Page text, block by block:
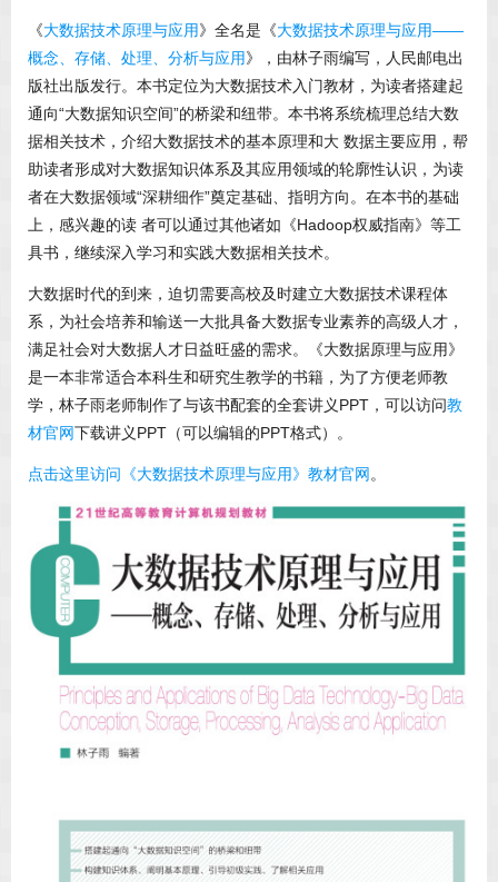
《大数据技术原理与应用》全名是《大数据技术原理与应用——
概念、存储、处理、分析与应用》，由林子雨编写，人民邮电出
版社出版发行。本书定位为大数据技术入门教材，为读者搭建起
通向“大数据知识空间”的桥梁和纽带。本书将系统梳理总结大数
据相关技术，介绍大数据技术的基本原理和大 数据主要应用，帮
助读者形成对大数据知识体系及其应用领域的轮廓性认识，为读
者在大数据领域“深耕细作”奠定基础、指明方向。在本书的基础
上，感兴趣的读 者可以通过其他诸如《Hadoop权威指南》等工
具书，继续深入学习和实践大数据相关技术。
大数据时代的到来，迫切需要高校及时建立大数据技术课程体
系，为社会培养和输送一大批具备大数据专业素养的高级人才，
满足社会对大数据人才日益旺盛的需求。《大数据原理与应用》
是一本非常适合本科生和研究生教学的书籍，为了方便老师教
学，林子雨老师制作了与该书配套的全套讲义PPT，可以访问教
材官网下载讲义PPT（可以编辑的PPT格式）。
点击这里访问《大数据技术原理与应用》教材官网。